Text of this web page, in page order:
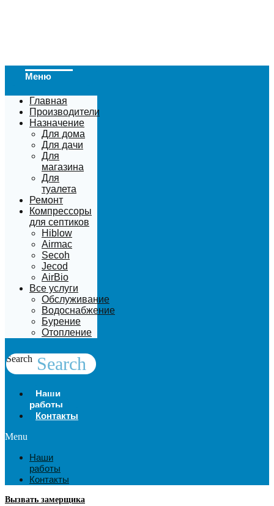
Меню
Главная
Производители
Назначение
Для дома
Для дачи
Для
магазина
Для
туалета
Ремонт
Компрессоры
для септиков
Hiblow
Airmac
Secoh
Jecod
AirBio
Все услуги
Обслуживание
Водоснабжение
Бурение
Отопление
Search Search
Наши
работы
Контакты
Menu
Наши
работы
Контакты
Вызвать замерщика